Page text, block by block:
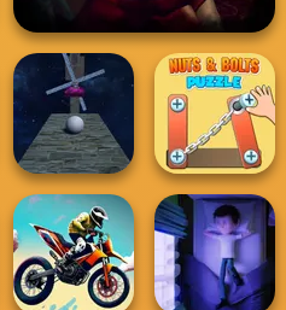
Five Nights At Christmas
Roller Baller
Nuts & Bolts
Puzzle